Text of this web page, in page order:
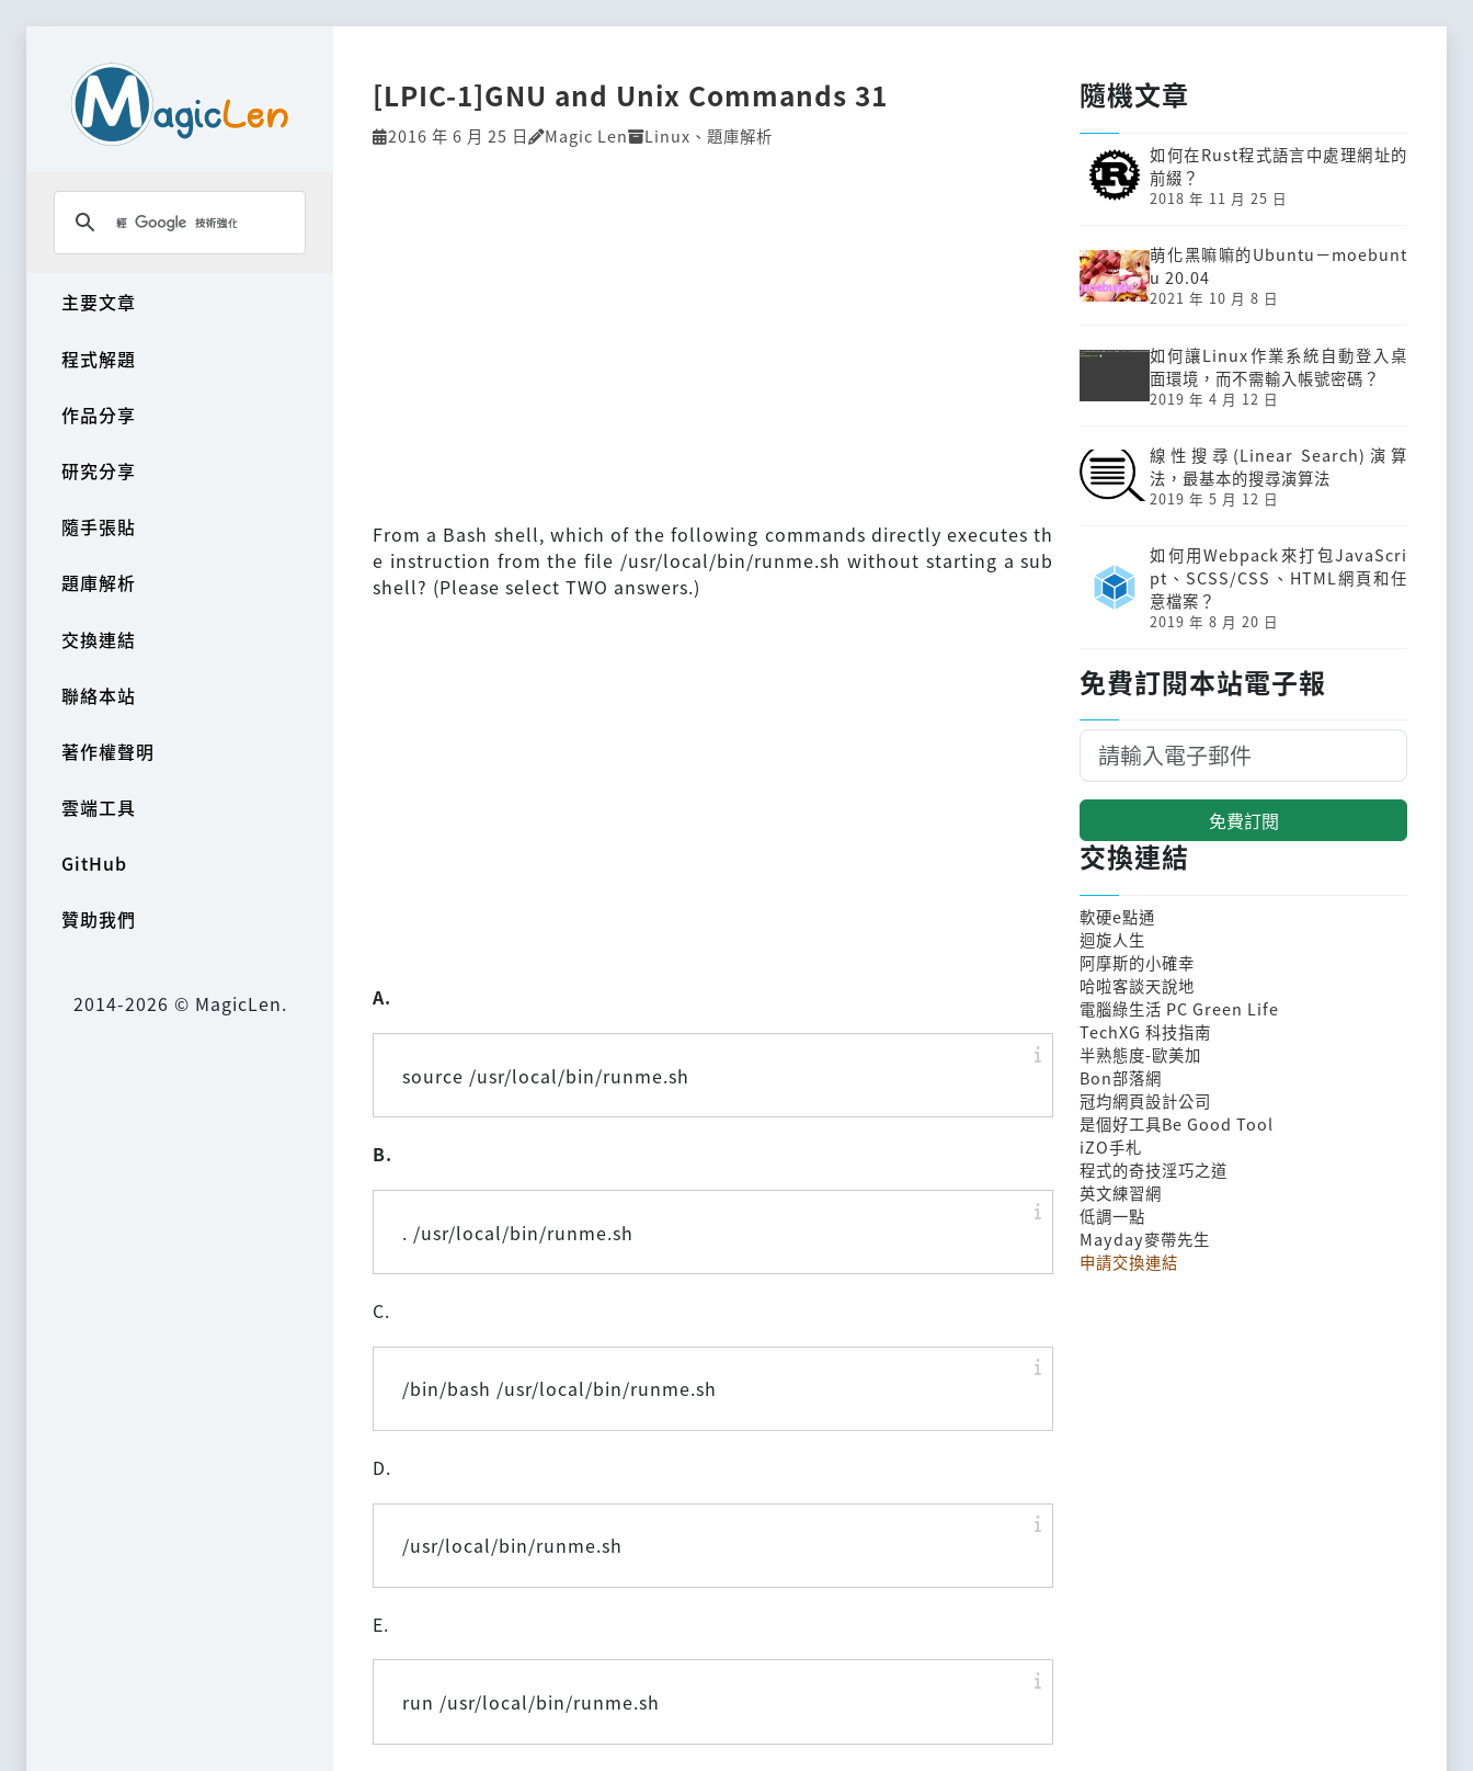
主要文章
程式解題
作品分享
研究分享
隨手張貼
題庫解析
交換連結
聯絡本站
著作權聲明
雲端工具
GitHub
贊助我們
2014-2026 © MagicLen.
[LPIC-1]GNU and Unix Commands 31
2016 年 6 月 25 日 Magic Len Linux 、 題庫解析
From a Bash shell, which of the following commands directly executes th
e instruction from the file /usr/local/bin/runme.sh without starting a sub
shell? (Please select TWO answers.)
A.
source /usr/local/bin/runme.sh
B.
. /usr/local/bin/runme.sh
C.
/bin/bash /usr/local/bin/runme.sh
D.
/usr/local/bin/runme.sh
E.
run /usr/local/bin/runme.sh
隨機文章
如何在Rust程式語言中處理網址的
前綴？
2018 年 11 月 25 日
萌化黑嘛嘛的Ubuntu－moebunt
u 20.04
2021 年 10 月 8 日
如何讓Linux作業系統自動登入桌
面環境，而不需輸入帳號密碼？
2019 年 4 月 12 日
線性搜尋(Linear Search)演算
法，最基本的搜尋演算法
2019 年 5 月 12 日
如何用Webpack來打包JavaScri
pt、SCSS/CSS、HTML網頁和任
意檔案？
2019 年 8 月 20 日
免費訂閱本站電子報
免費訂閱
交換連結
軟硬e點通
迴旋人生
阿摩斯的小確幸
哈啦客談天說地
電腦綠生活 PC Green Life
TechXG 科技指南
半熟態度-歐美加
Bon部落網
冠均網頁設計公司
是個好工具Be Good Tool
iZO手札
程式的奇技淫巧之道
英文練習網
低調一點
Mayday麥帶先生
申請交換連結